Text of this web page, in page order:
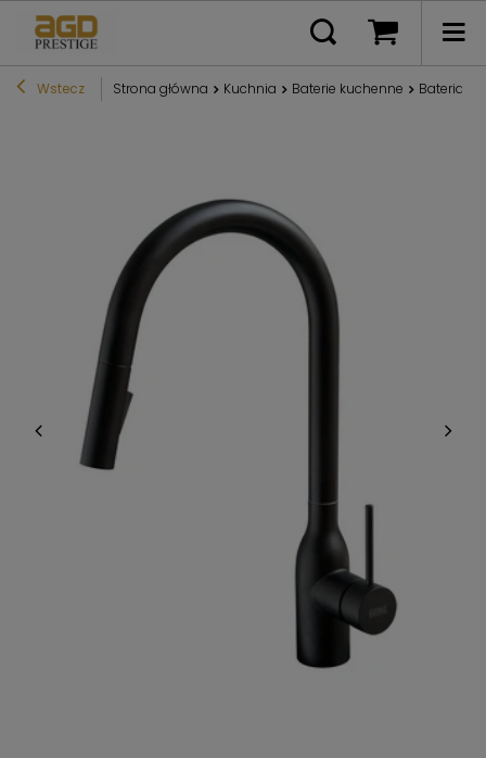
Wstecz Strona główna Kuchnia Baterie kuchenne Bateria